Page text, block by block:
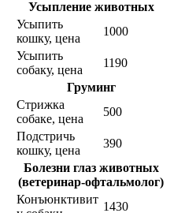
Усыпление животных
Усыпить
кошку, цена
1000
Усыпить
собаку, цена
1190
Груминг
Стрижка
собаке, цена
500
Подстричь
кошку, цена
390
Болезни глаз животных
(ветеринар-офтальмолог)
Конъюнктивит
1430